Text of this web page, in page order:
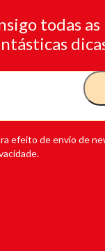
todas
efeito de envio de